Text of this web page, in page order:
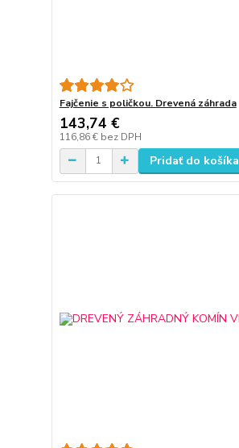
Fajčenie s poličkou. Drevená záhrada
143,74 €
116,86 € bez DPH
Pridať do košíka